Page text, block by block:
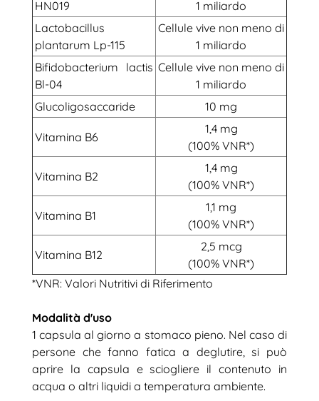
HN019
1 miliardo
Lactobacillus
plantarum Lp-115
Cellule vive non meno di
1 miliardo
Bifidobacterium lactis
Bl-04
Cellule vive non meno di
1 miliardo
Glucoligosaccaride
10 mg
Vitamina B6
1,4 mg
(100% VNR*)
Vitamina B2
1,4 mg
(100% VNR*)
Vitamina B1
1,1 mg
(100% VNR*)
Vitamina B12
2,5 mcg
(100% VNR*)
*VNR: Valori Nutritivi di Riferimento
Modalità d'uso
1 capsula al giorno a stomaco pieno. Nel caso di
persone che fanno fatica a deglutire, si può
aprire la capsula e sciogliere il contenuto in
acqua o altri liquidi a temperatura ambiente.